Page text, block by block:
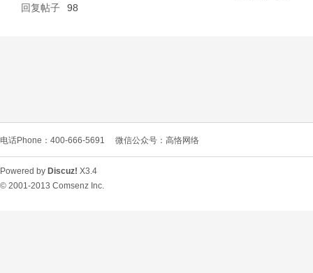
L
回复帖子
98
电话Phone：400-666-5691 微信公众号：高恪网络
Powered by Discuz! X3.4
© 2001-2013 Comsenz Inc.